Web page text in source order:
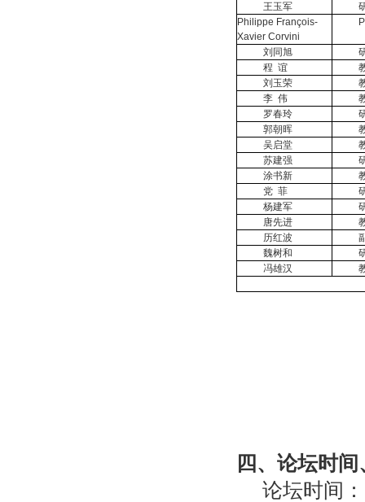
王玉军
Philippe François-
Xavier Corvini
刘同旭
程 谊
刘玉荣
李 伟
罗春玲
郭朝晖
吴启堂
苏建强
涂书新
党 菲
杨建军
唐先进
历红波
魏树和
冯雄汉
四、论坛时
论坛时间